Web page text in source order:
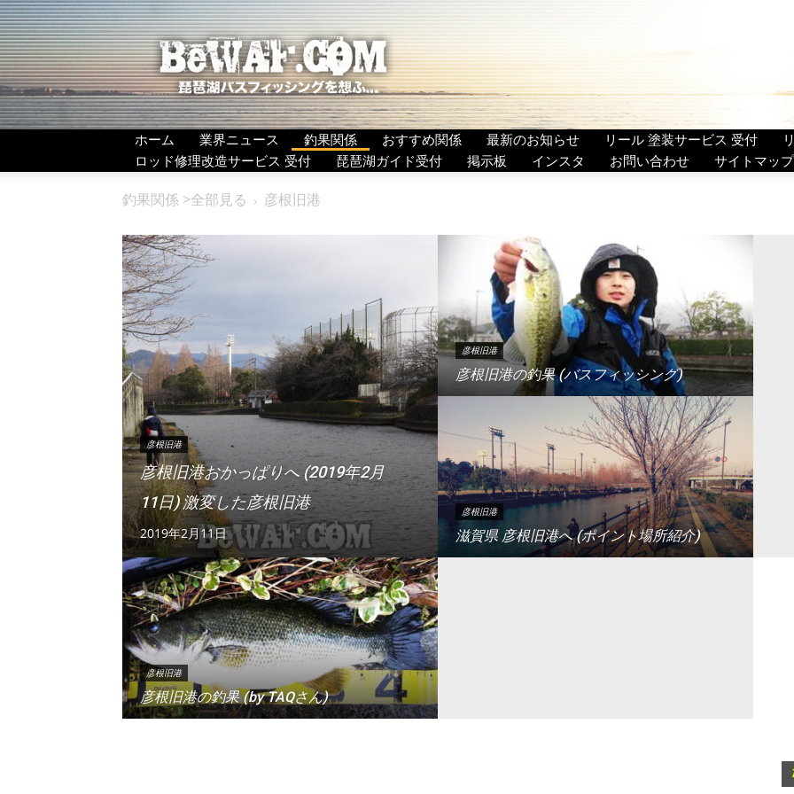
BeWAF
(ビ
ワ
エ
フ）
ホーム 業界ニュース 釣果関係 おすすめ関係 最新のお知らせ リール 塗装サービス 受付
ロッド修理改造サービス 受付
琵琶湖ガイド受付 掲示板 インスタ お問い合わせ サイトマッ
釣果関係 >全部見る 彦根旧港
彦根旧港
彦根旧港おかっぱりへ (2019年2月
11日) 激変した彦根旧港
2019年2月11日
彦根旧港
彦根旧港の釣果 (by TAQさん)
彦根旧港
彦根旧港の釣果 (バスフィッシング)
彦根旧港
滋賀県 彦根旧港へ (ポイント場所紹介)